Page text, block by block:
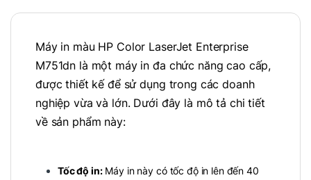
Máy in màu HP Color LaserJet Enterprise
M751dn là một máy in đa chức năng cao cấp,
được thiết kế để sử dụng trong các doanh
nghiệp vừa và lớn. Dưới đây là mô tả chi tiết
về sản phẩm này:
Tốc độ in:Máy in này có tốc độ in lên đến 40